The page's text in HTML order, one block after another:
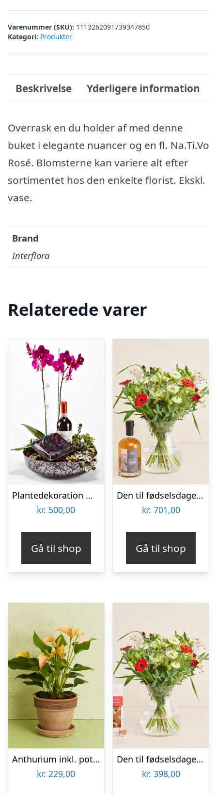
Varenummer (SKU): 1113262091739347850
Kategori: Produkter
Beskrivelse Yderligere information
Overrask en du holder af med denne
buket i elegante nuancer og en fl. Na.Ti.Vo
Rosé. Blomsterne kan variere alt efter
sortimentet hos den enkelte florist. Ekskl.
vase.
Brand
Interflora
Relaterede varer
Plantedekoration med vin og lækker chokolade – Send blomster med Bloomit
kr. 500,00
Gå til shop
Den til fødselsdagen med Sankt Thomas, Carribean Rum
kr. 701,00
Gå til shop
Anthurium inkl. potte
kr. 229,00
Den til fødselsdagen med tillykkekarameller
kr. 398,00